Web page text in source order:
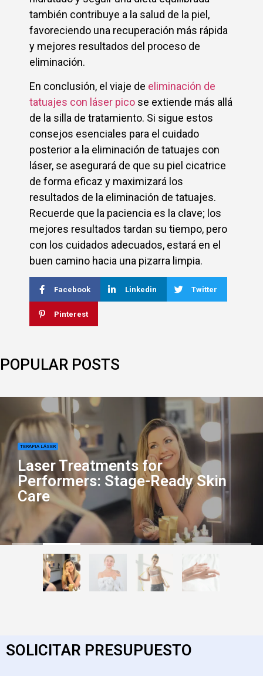
también contribuye a la salud de la piel,
favoreciendo una recuperación más rápida
y mejores resultados del proceso de
eliminación.
En conclusión, el viaje de eliminación de
tatuajes con láser pico se extiende más allá
de la silla de tratamiento. Si sigue estos
consejos esenciales para el cuidado
posterior a la eliminación de tatuajes con
láser, se asegurará de que su piel cicatrice
de forma eficaz y maximizará los
resultados de la eliminación de tatuajes.
Recuerde que la paciencia es la clave; los
mejores resultados tardan su tiempo, pero
con los cuidados adecuados, estará en el
buen camino hacia una pizarra limpia.
Facebook Linkedin Twitter
Pinterest
POPULAR POSTS
TERAPIA LÁSER
Laser Treatments for
Performers: Stage-Ready Skin
Care
SOLICITAR PRESUPUESTO